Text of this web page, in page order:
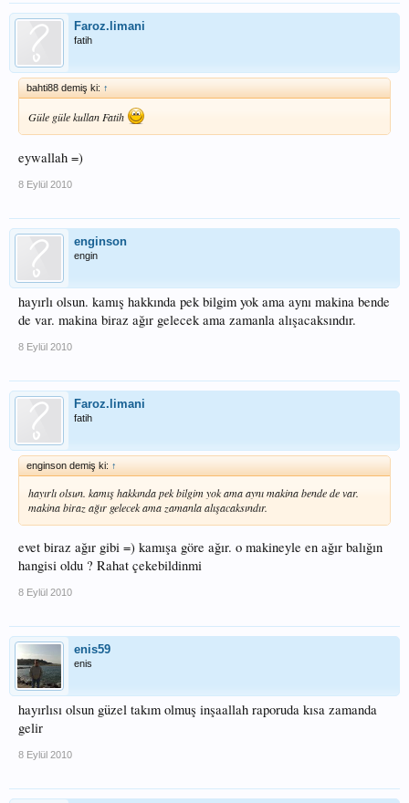
Faroz.limani
fatih
bahti88 demiş ki: ↑
Güle güle kullan Fatih
eywallah =)
8 Eylül 2010
enginson
engin
hayırlı olsun. kamış hakkında pek bilgim yok ama aynı makina bende
de var. makina biraz ağır gelecek ama zamanla alışacaksındır.
8 Eylül 2010
Faroz.limani
fatih
enginson demiş ki: ↑
hayırlı olsun. kamış hakkında pek bilgim yok ama aynı makina bende de var.
makina biraz ağır gelecek ama zamanla alışacaksındır.
evet biraz ağır gibi =) kamışa göre ağır. o makineyle en ağır balığın
hangisi oldu ? Rahat çekebildinmi
8 Eylül 2010
enis59
enis
hayırlısı olsun güzel takım olmuş inşaallah raporuda kısa zamanda
gelir
8 Eylül 2010